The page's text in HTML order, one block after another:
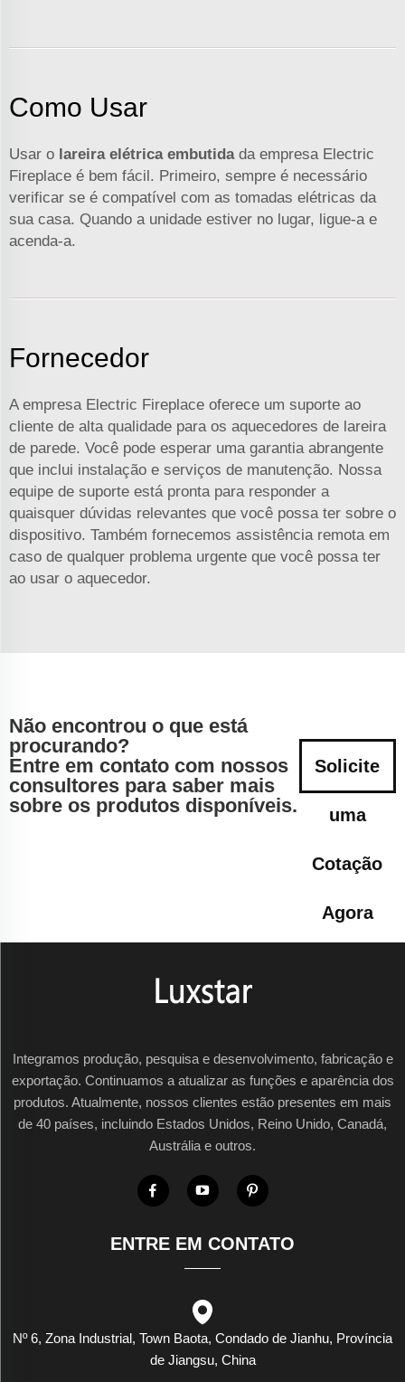
Como Usar
Usar o lareira elétrica embutida da empresa Electric
Fireplace é bem fácil. Primeiro, sempre é necessário
verificar se é compatível com as tomadas elétricas da
sua casa. Quando a unidade estiver no lugar, ligue-a e
acenda-a.
Fornecedor
A empresa Electric Fireplace oferece um suporte ao
cliente de alta qualidade para os aquecedores de lareira
de parede. Você pode esperar uma garantia abrangente
que inclui instalação e serviços de manutenção. Nossa
equipe de suporte está pronta para responder a
quaisquer dúvidas relevantes que você possa ter sobre o
dispositivo. Também fornecemos assistência remota em
caso de qualquer problema urgente que você possa ter
ao usar o aquecedor.
Não encontrou o que está
procurando?
Entre em contato com nossos
consultores para saber mais
sobre os produtos disponíveis.
Solicite
uma
Cotação
Agora
Integramos produção, pesquisa e desenvolvimento, fabricação e
exportação. Continuamos a atualizar as funções e aparência dos
produtos. Atualmente, nossos clientes estão presentes em mais
de 40 países, incluindo Estados Unidos, Reino Unido, Canadá,
Austrália e outros.
ENTRE EM CONTATO
Nº 6, Zona Industrial, Town Baota, Condado de Jianhu, Província
de Jiangsu, China